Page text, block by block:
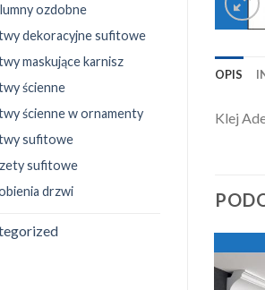
OPIS
Klej
ozdobne
dekoracyjne sufitowe
maskujące karnisz
ścienne
ścienne w ornamenty
sufitowe
sufitowe
drzwi